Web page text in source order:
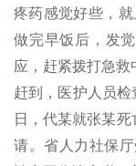
疼药感觉好些，
做完早饭后，发
应，赶紧拨打急
赶到，医护人员
日，代某就张某
请。省人力社保